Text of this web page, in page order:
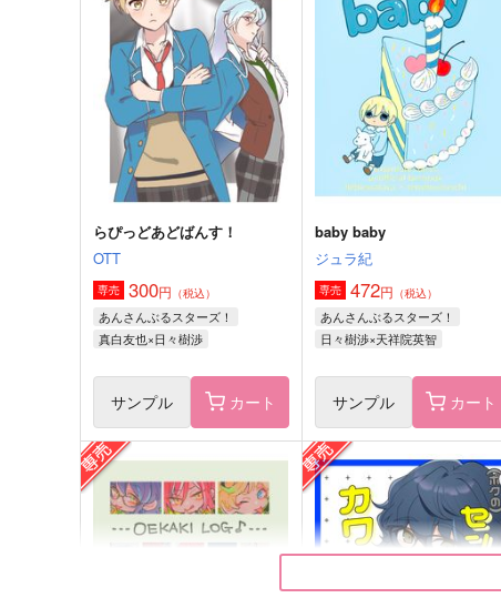
触らぬ影に祟りなし
鮫喰らい
990 円（税込）
青葉つむぎ×逆先夏目
サンプル 作品詳細
どうか、きらいにならないで
ブレイクタイム
（税込）
逆先夏目×青葉つむぎ
サンプル 作品詳細
再録刀さに１・２巻【再販】
再録２
てとらぽっとプラス
らぴっどあどばんす！
OTT
専売 300円 （税込）
あんさんぶるスターズ！
真白友也×日々樹渉
サンプル カート
baby baby
ジュラ紀
専売 472円 （税込）
あんさんぶるスターズ！
日々樹渉×天祥院英智
サンプル カート